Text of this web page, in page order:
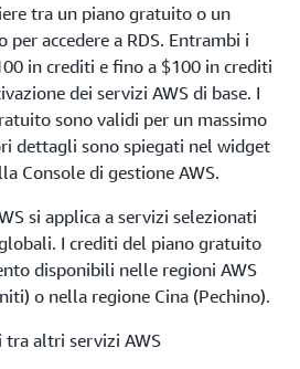
tra un piano gratuito o un
per accedere a RDS. Entrambi i
in crediti e fino a $100 in crediti
dei servizi AWS di base. I
sono validi per un massimo
dettagli sono spiegati nel widget
Console di gestione AWS.
si applica a servizi selezionati
I crediti del piano gratuito
disponibili nelle regioni AWS
o nella regione Cina (Pechino).
altri servizi AWS